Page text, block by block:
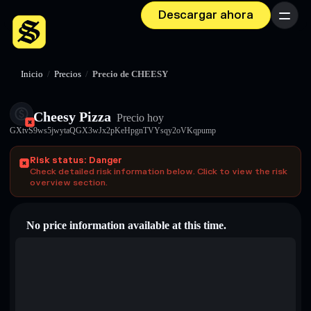
Descargar ahora Menú
Inicio / Precios / Precio de CHEESY
Cheesy Pizza Precio hoy
GXtvS9ws5jwytaQGX3wJx2pKeHpgnTVYsqy2oVKqpump
Risk status: Danger
Check detailed risk information below. Click to view the risk
overview section.
No price information available at this time.